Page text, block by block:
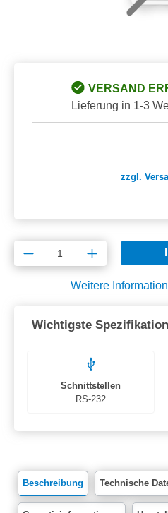
VERSAND
Lieferung in 1-3
zzgl.
Produkt Anzahl: Gib
Weitere
Wichtigste
Schnittstellen
RS-232
Beschreibung Technische